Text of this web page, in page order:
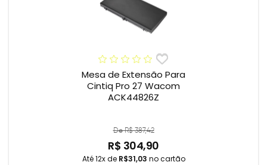
Mesa de Extensão Para
Cintiq Pro 27 Wacom
ACK44826Z
De R$ 387,42
R$ 304,90
Até 12x de R$31,03 no cartão